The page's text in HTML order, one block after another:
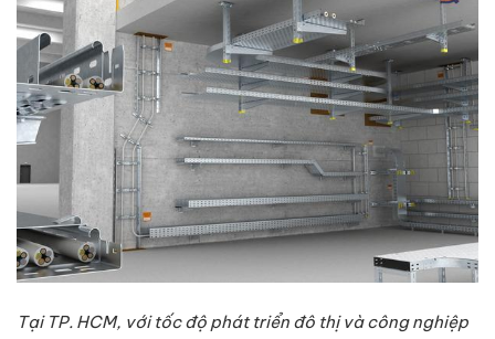
Tại TP. HCM, với tốc độ phát triển đô thị và công nghiệp